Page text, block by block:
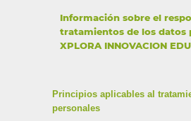
Información sobre el
tratamientos de los datos
XPLORA INNOVACION
Principios aplicables al
personales